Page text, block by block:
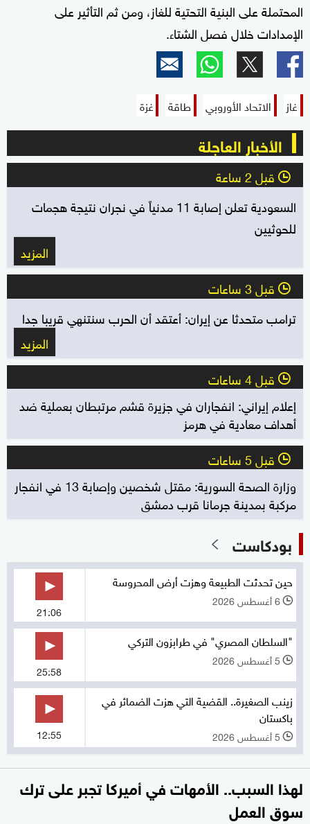
المحتملة على البنية التحتية للغاز، ومن ثم التأثير على
الإمدادات خلال فصل الشتاء.
غاز الاتحاد الأوروبي طاقة غزة
الأخبار العاجلة
l قبل 2 ساعة
السعودية تعلن إصابة 11 مدنياً في نجران نتيجة هجمات
للحوثيين
المزيد
l قبل 3 ساعات
ترامب متحدثا عن إيران: أعتقد أن الحرب سنتنهي قريبا جدا
المزيد
l قبل 4 ساعات
إعلام إيراني: انفجاران في جزيرة قشم مرتبطان بعملية ضد
أهداف معادية في هرمز
l قبل 5 ساعات
وزارة الصحة السورية: مقتل شخصين وإصابة 13 في انفجار
مركبة بمدينة جرمانا قرب دمشق
بودكاست
حين تحدثت الطبيعة وهزت أرض المحروسة
l 6 أغسطس 2026
21:06
"السلطان المصري" في طرابزون التركي
l 5 أغسطس 2026
25:58
زينب الصغيرة.. القضية التي هزت الضمائر في
باكستان
l 5 أغسطس 2026 12:55
لهذا السبب.. الأمهات في أميركا تجبر على ترك
سوق العمل